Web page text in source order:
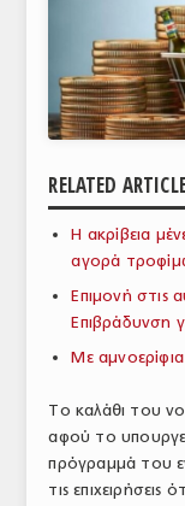
ΕΥΡΩΠΑΪΚΕΣ
ΘΕΜΑΤΑ
ΕΜΠΟΡΙΚΟΣ
ΠΑΡΑΓΩΓΗ & ΕΜΠΟΡΙΑ
ΣΦΑΓΕΙΑ
ΥΠΗΡΕΣΙΕΣ
ΕΜΠΟΡΙΚΟΙ
RELATED
Η ακρίβεια
αγορά
Επιμονή στις
Επιβράδυνση
Με
Το καλάθι του
αφού το
πρόγραμμά του
τις επιχειρήσεις